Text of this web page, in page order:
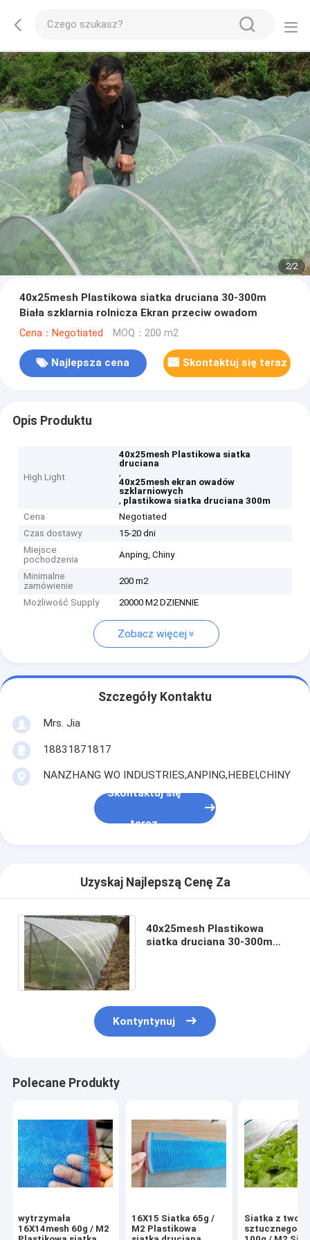
2/2
40x25mesh Plastikowa siatka druciana 30-300m
Biała szklarnia rolnicza Ekran przeciw owadom
Cena：Negotiated MOQ：200 m2
Najlepsza cena Skontaktuj się teraz
Opis Produktu
High Light
40x25mesh Plastikowa siatka
druciana
,
40x25mesh ekran owadów
szklarniowych
, plastikowa siatka druciana 300m
Cena
Negotiated
Czas dostawy
15-20 dni
Miejsce
pochodzenia
Anping, Chiny
Minimalne
zamówienie
200 m2
Możliwość Supply 20000 M2 DZIENNIE
Zobacz więcej
Szczegóły Kontaktu
Mrs. Jia
18831871817
NANZHANG WO INDUSTRIES,ANPING,HEBEI,CHINY
Skontaktuj się
teraz
Uzyskaj Najlepszą Cenę Za
40x25mesh Plastikowa
siatka druciana 30-300m
Kontyntynuj
Polecane Produkty
wytrzymała
16X14mesh 60g / M2
16X15 Siatka 65g /
M2 Plastikowa
Siatka z
sztucznego